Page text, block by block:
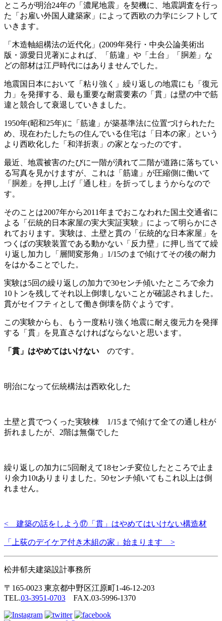
ところが明治24年の「濃尾地震」を契機に、地震調査を行っ
た「お雇い外国人建築家」によって西欧の力学にシフトして
いきます。
「木造軸組構法の近代化」(2009年発行・中央公論美術出
版・源愛日児著)によれば、「筋違」や「土台」「胴差」な
どの部材は江戸時代にはありませんでした。
地震国日本において「粘り強く」繰り返しの地震にも「復元
力」を発揮する、最も重要な耐震要素の「貫」は壁の中で筋
違と競合して衰退していきました。
1950年(昭和25年)に「筋違」が築基準法に位置づけられたた
め、現在わたしたちの住んでいる住宅は「日本の家」という
より西欧化した「和洋折衷」の家となったのです。
最近、地震被害のたびに一階が潰れて二階が道路に落ちてい
る写真を見かけますが、これは「筋違」が圧縮側に働いて
「胴差」を押し上げ「通し柱」を折ってしまうからなので
す。
そのことは2007年から2011年までおこなわれた国土交通省に
よる「伝統的日本家屋の実大実証実験」によって明らかにさ
れております。実験は、土壁と貫の「伝統的な日本家屋」を
つくばの実験装置である動かない「反力壁」に押し当てて繰
り返し加力し「層間変形角」1/15のまで傾けてその後の耐力
をはかることでした。
実験は5回の繰り返しの加力で30センチ傾いたところで余力
10トンを残してそれ以上倒壊しないことが確認されました。
貫がセイフティとして働き倒壊を防ぐようです。
この実験からも、もう一度粘り強く地震に耐え復元力を発揮
する「貫」を見直さなければならないと思います。
「貫」はやめてはいけない のです。
明治になって伝統構法は西欧化した
土壁と貫でつくった実験棟 1/15まで傾けて全ての通し柱が
折れましたが、2階は無傷でした
繰り返しの加力に5回耐えて18センチ変位したところで止ま
り余力10tありまりました。50センチ傾いてもこれ以上は倒
れません。
< 建築の話をしよう⑰「貫」はやめてはいけない構造材
「上荻のデイケア付き木組の家」始まります >
松井郁夫建築設計事務所
〒165-0023 東京都中野区江原町1-46-12-203
TEL.03-3951-0703 FAX.03-5996-1370